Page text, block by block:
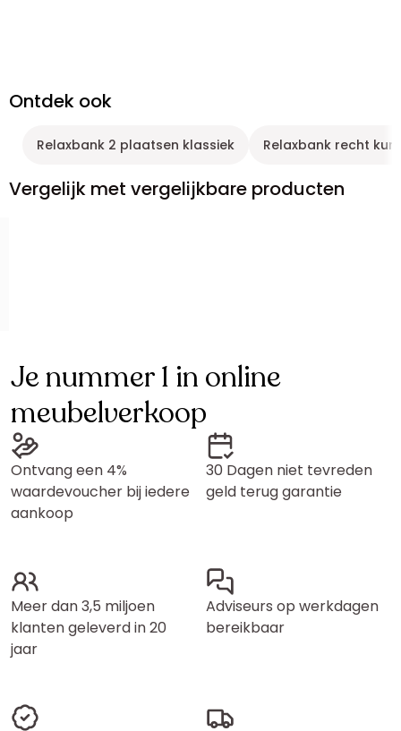
Ontdek ook
Relaxbank 2 plaatsen klassiek Relaxbank recht
Vergelijk met vergelijkbare producten
Je nummer 1 in online
meubelverkoop
Ontvang een 4%
waardevoucher bij iedere
aankoop
30 Dagen niet tevreden
geld terug garantie
Meer dan 3,5 miljoen
klanten geleverd in 20
jaar
Adviseurs op werkdagen
bereikbaar